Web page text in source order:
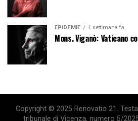
EPIDEMIE 1 settimana fa
Mons. Viganò: Vaticano
Copyright © 2025 Renovatio 21.
tribunale di Vicenza, numero 5/